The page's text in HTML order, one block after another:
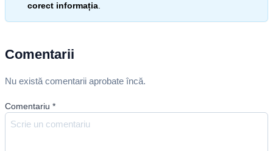
corect informația
Comentarii
Nu există comentarii aprobate încă.
Comentariu *